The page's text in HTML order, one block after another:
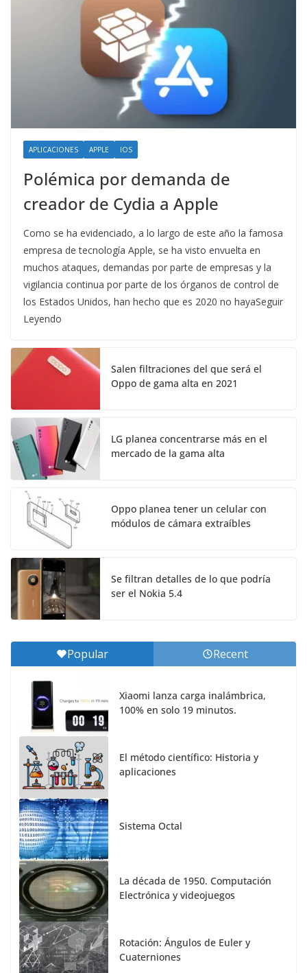
APLICACIONES APPLE IOS
Polémica por demanda de
creador de Cydia a Apple
Como se ha evidenciado, a lo largo de este año la famosa
empresa de tecnología Apple, se ha visto envuelta en
muchos ataques, demandas por parte de empresas y la
vigilancia continua por parte de los órganos de control de
los Estados Unidos, han hecho que es 2020 no hayaSeguir
Leyendo
Salen filtraciones del que será el
Oppo de gama alta en 2021
LG planea concentrarse más en el
mercado de la gama alta
Oppo planea tener un celular con
módulos de cámara extraíbles
Se filtran detalles de lo que podría
ser el Nokia 5.4
Popular Recent
Xiaomi lanza carga inalámbrica,
100% en solo 19 minutos.
El método científico: Historia y
aplicaciones
Sistema Octal
La década de 1950. Computación
Electrónica y videojuegos
Rotación: Ángulos de Euler y
Cuaterniones